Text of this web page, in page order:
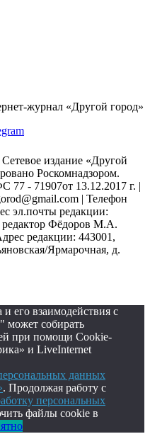
журнал «Другой город»
издание «Другой
Роскомнадзором.
- 71907от 13.12.2017 г. |
| Телефон
эл.почты редакции:
редактор Фёдоров М.А.
редакции: 443001,
Ярмарочная, д.
его взаимодействия с
может собирать
при помощи Cookie-
и LiveInternet
данных
. Продолжая работу с
персональных
файлы cookie в